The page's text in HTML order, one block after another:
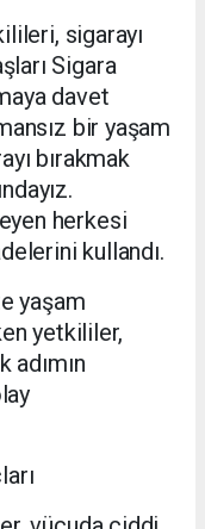
sigarayı
Sigara
davet
bir yaşam
bırakmak
herkesi
kullandı.
yaşam
yetkililer,
adımın